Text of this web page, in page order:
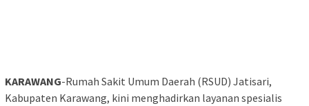
KARAWANG-Rumah Sakit Umum Daerah (RSUD) Jatisari,
Kabupaten Karawang, kini menghadirkan layanan spesialis